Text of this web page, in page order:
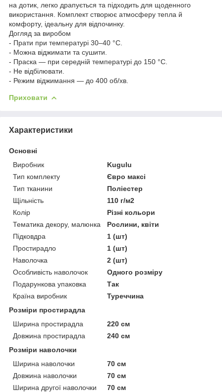
на дотик, легко драпується та підходить для щоденного
використання. Комплект створює атмосферу тепла й
комфорту, ідеальну для відпочинку.
Догляд за виробом
- Прати при температурі 30–40 °C.
- Можна віджимати та сушити.
- Праска — при середній температурі до 150 °C.
- Не відбілювати.
- Режим віджимання — до 400 об/хв.
Приховати
Характеристики
Основні
Виробник
Kugulu
Тип комплекту
Євро максі
Тип тканини
Поліестер
Щільність
110 г/м2
Колір
Різні кольори
Тематика декору, малюнка
Рослини, квіти
Підковдра
1 (шт)
Простирадло
1 (шт)
Наволочка
2 (шт)
Особливість наволочок
Одного розміру
Подарункова упаковка
Так
Країна виробник
Туреччина
Розміри простирадла
Ширина простирадла
220 см
Довжина простирадла
240 см
Розміри наволочки
Ширина наволочки
70 см
Довжина наволочки
70 см
Ширина другої наволочки
70 см